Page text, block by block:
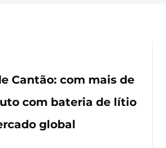
Cantão: com mais de
com bateria de lítio
global